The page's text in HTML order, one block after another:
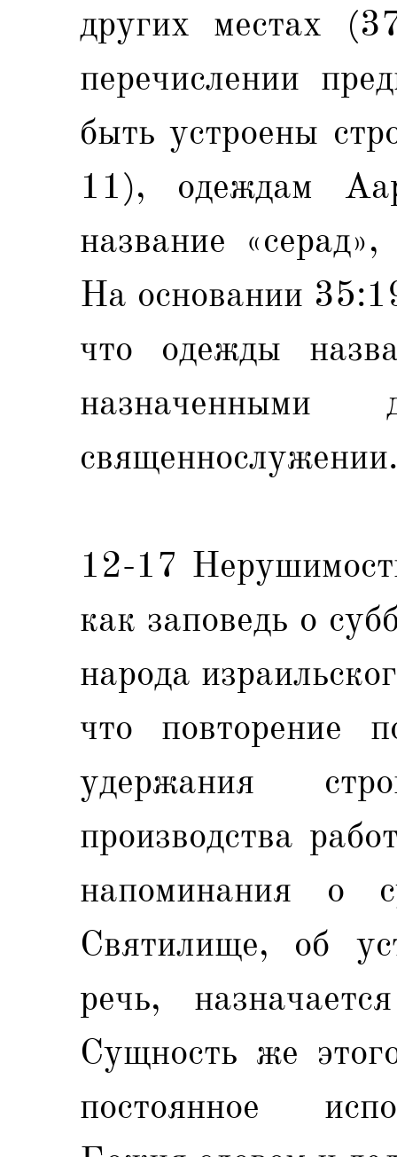
других местах
перечислении
быть устроены
11), одеждам
название
На основании
что одежды
священнослужении.
12-17
как заповедь о
народа
что повторение
удержания
производства
напоминания о
Святилище, об
речь,
Сущность же
постоянное